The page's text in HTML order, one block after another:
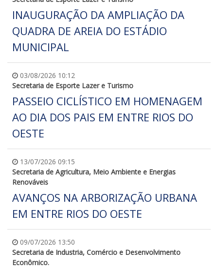
INAUGURAÇÃO DA AMPLIAÇÃO DA
QUADRA DE AREIA DO ESTÁDIO
MUNICIPAL
03/08/2026 10:12
Secretaria de Esporte Lazer e Turismo
PASSEIO CICLÍSTICO EM HOMENAGEM
AO DIA DOS PAIS EM ENTRE RIOS DO
OESTE
13/07/2026 09:15
Secretaria de Agricultura, Meio Ambiente e Energias
Renováveis
AVANÇOS NA ARBORIZAÇÃO URBANA
EM ENTRE RIOS DO OESTE
09/07/2026 13:50
Secretaria de Industria, Comércio e Desenvolvimento
Econômico.